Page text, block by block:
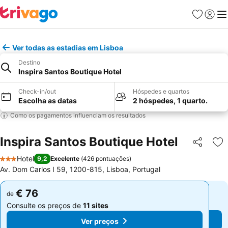
Favoritos
Iniciar
Ver todas as estadias em Lisboa
Destino
Inspira Santos Boutique Hotel
Check-in/out
Escolha as datas
Hóspedes e quartos
2 hóspedes, 1 quarto.
Como os pagamentos influenciam os resultados
Inspira Santos Boutique Hotel Partilhar
3 Estrelas
Hotel 9,2 Excelente (426 pontuações)
Av. Dom Carlos I 59, 1200-815, Lisboa, Portugal
de € 76
Consulte os preços de 11 sites
Ver preços
de € 76
Consulte os preços de 11 sites
Ver preços